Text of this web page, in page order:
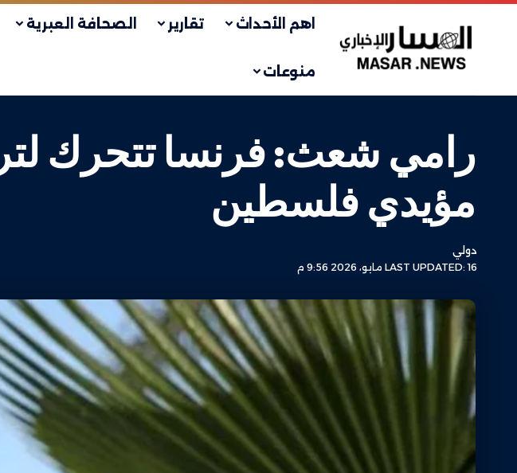
اهم الأحداث تقارير الصحافة العبرية
منوعات
رامي شعث: فرنسا تتحرك
مؤيدي فلسطين
LAST UPDATED: 16 مايو، 2026 9:56 م
دولي